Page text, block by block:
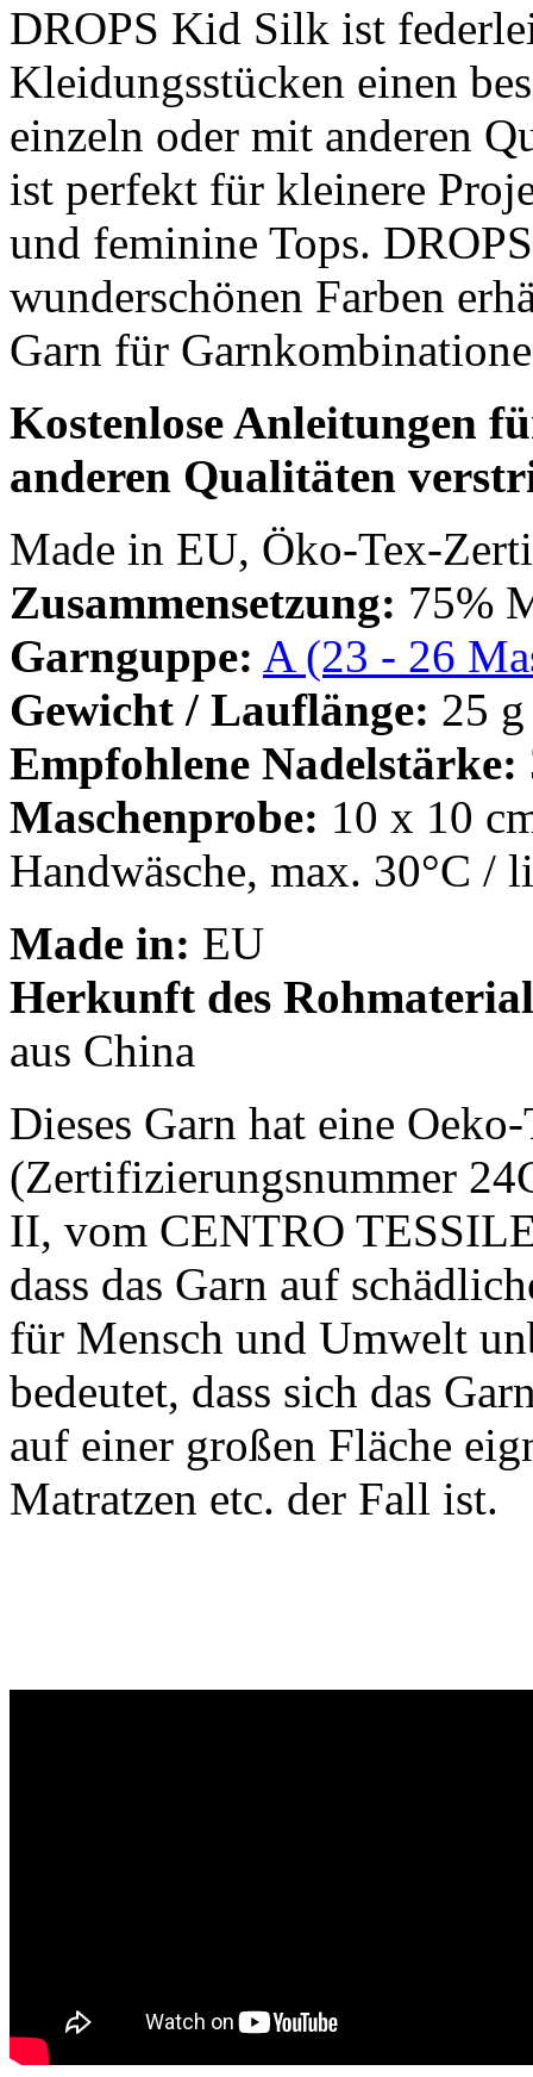
DROPS Kid Silk ist
Kleidungsstücken einen
einzeln oder mit anderen
ist perfekt für kleinere
und feminine Tops.
wunderschönen Farben
Garn für
Kostenlose Anleitungen
anderen Qualitäten
Made in EU, Öko-Tex-
Zusammensetzung: 75%
Garnguppe: A (23 - 26
Gewicht / Lauflänge: 25
Empfohlene Nadelstärke:
Maschenprobe: 10 x 10
Handwäsche, max. 30°C /
Made in: EU
Herkunft des
aus China
Dieses Garn hat eine
(Zertifizierungsnummer
II, vom CENTRO
dass das Garn auf
für Mensch und Umwelt
bedeutet, dass sich das
auf einer großen Fläche
Matratzen etc. der Fall ist.